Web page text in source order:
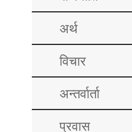
अर्थ
विचार
अन्तर्वार्ता
प्रवास